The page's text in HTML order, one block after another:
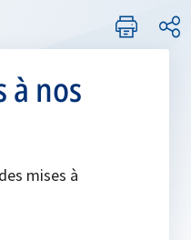
à nos
mises à